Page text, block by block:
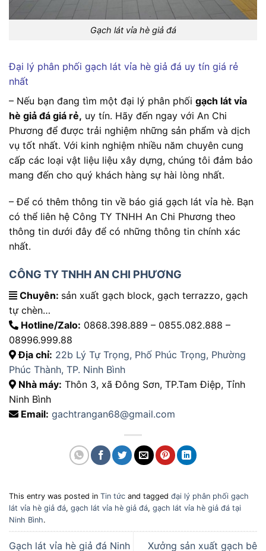
Gạch lát vỉa hè giả đá
Đại lý phân phối gạch lát vỉa hè giả đá uy tín giá rẻ
nhất
– Nếu bạn đang tìm một đại lý phân phối gạch lát vỉa
hè giả đá giá rẻ, uy tín. Hãy đến ngay với An Chi
Phương để được trải nghiệm những sản phẩm và dịch
vụ tốt nhất. Với kinh nghiệm nhiều năm chuyên cung
cấp các loại vật liệu liệu xây dựng, chúng tôi đảm bảo
mang đến cho quý khách hàng sự hài lòng nhất.
– Để có thêm thông tin về báo giá gạch lát vỉa hè. Bạn
có thể liên hệ Công TY TNHH An Chi Phương theo
thông tin dưới đây để có những thông tin chính xác
nhất.
CÔNG TY TNHH AN CHI PHƯƠNG
Chuyên: sản xuất gạch block, gạch terrazzo, gạch
tự chèn…
Hotline/Zalo: 0868.398.889 – 0855.082.888 –
08996.999.88
Địa chỉ: 22b Lý Tự Trọng, Phố Phúc Trọng, Phường
Phúc Thành, TP. Ninh Bình
Nhà máy: Thôn 3, xã Đông Sơn, TP.Tam Điệp, Tỉnh
Ninh Bình
Email: gachtrangan68@gmail.com
This entry was posted in Tin tức and tagged đại lý phân phối gạch
lát vỉa hè giả đá, gạch lát vỉa hè giả đá, gạch lát vỉa hè giả đá tại
Ninh Bình.
Gạch lát vỉa hè giả đá Ninh
Xưởng sản xuất gạch bê